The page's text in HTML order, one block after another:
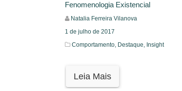
Fenomenologia Existencial
Natalia Ferreira Vilanova
1 de julho de 2017
Comportamento, Destaque, Insight
Leia Mais